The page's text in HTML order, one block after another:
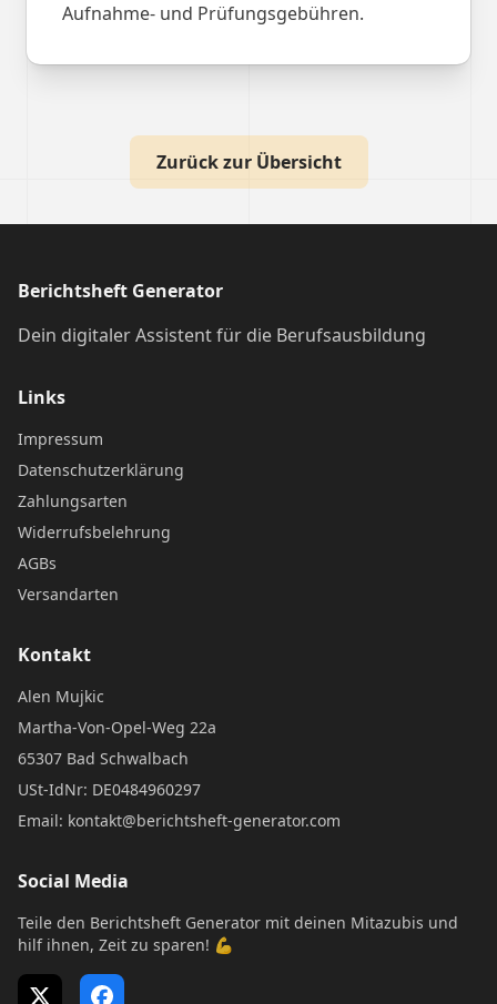
Aufnahme- und Prüfungsgebühren.
Zurück zur Übersicht
Berichtsheft Generator
Dein digitaler Assistent für die Berufsausbildung
Links
Impressum
Datenschutzerklärung
Zahlungsarten
Widerrufsbelehrung
AGBs
Versandarten
Kontakt
Alen Mujkic
Martha-Von-Opel-Weg 22a
65307 Bad Schwalbach
USt-IdNr: DE0484960297
Email: kontakt@berichtsheft-generator.com
Social Media
Teile den Berichtsheft Generator mit deinen Mitazubis und
hilf ihnen, Zeit zu sparen! 💪